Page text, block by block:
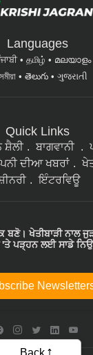
Languages
தமிழ் മലയാളം
తెలుగు ગુજરાતી
Quick Links
ਸ਼ੈਲੀ ਬਾਗਵਾਨੀ
ਦੀਆ ਖਬਰਾਂ
ਇੰਟਰਵਿਊ
ਬਣੋ। ਖੇਤੀਬਾੜੀ ਨਾਲ
'ਤੇ ਪੜ੍ਹਨ ਲਈ ਸਾਡੇ
Back